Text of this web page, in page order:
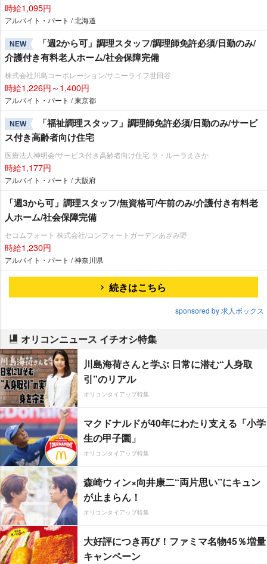
時給1,095円
アルバイト・パート / 北海道
NEW
「週2から可」調理スタッフ/調理師免許必須/日勤のみ/
介護付き有料老人ホーム/社会保障完備
株式会社川島コーポレーション/サニーライフ世田谷
時給1,226円～1,400円
アルバイト・パート / 東京都
NEW
「福祉調理スタッフ」調理師免許必須/日勤のみ/サービ
ス付き高齢者向け住宅
医療法人神明会/サービス付き高齢者向け住宅 ラ・ルーラえさか
時給1,177円
アルバイト・パート / 大阪府
「週3から可」調理スタッフ/無資格可/午前のみ/介護付き有料老
人ホーム/社会保障完備
セコムフォート 株式会社/コンフォートガーデンあざみ野
時給1,230円
アルバイト・パート / 神奈川県
続きはこちら
sponsored by 求人ボックス
オリコンニュース イチオシ特集
川島海荷さんと学ぶ 日常に潜む“人身取
引”のリアル
オリコンタイアップ特集
マクドナルドが40年にわたり支える「小学
生の甲子園」
オリコンタイアップ特集
森崎ウィン×向井康二“両片思い”にキュン
が止まらん！
オリコンタイアップ特集
大好評につき再び！ファミマ名物45％増量
キャンペーン